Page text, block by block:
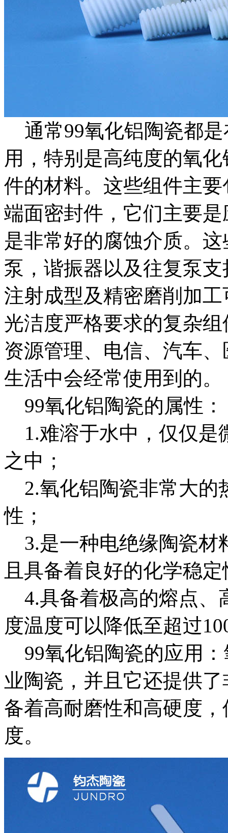
通常99氧化铝陶瓷都
用，特别是高纯度的氧
件的材料。这些组件主
端面密封件，它们主要
是非常好的腐蚀介质。
泵，谐振器以及往复泵
注射成型及精密磨削加
光洁度严格要求的复杂
资源管理、电信、汽车
生活中会经常使用到的。
99氧化铝陶瓷的属性：
1.难溶于水中，仅仅是
之中；
2.氧化铝陶瓷非常大的
性；
3.是一种电绝缘陶瓷材
且具备着良好的化学稳
4.具备着极高的熔点、
度温度可以降低至超过
99氧化铝陶瓷的应用
业陶瓷，并且它还提供
备着高耐磨性和高硬度
度。